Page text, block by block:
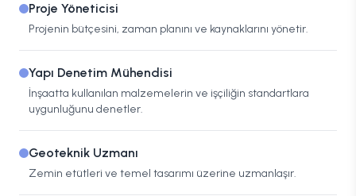
Proje Yöneticisi
Projenin bütçesini, zaman planını ve kaynaklarını yönetir.
Yapı Denetim Mühendisi
İnşaatta kullanılan malzemelerin ve işçiliğin standartlara
uygunluğunu denetler.
Geoteknik Uzmanı
Zemin etütleri ve temel tasarımı üzerine uzmanlaşır.